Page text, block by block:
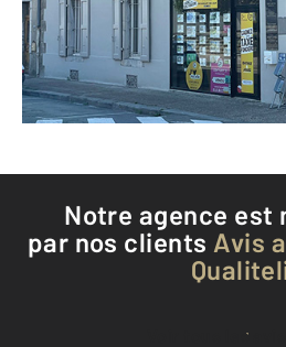
Envoyer un
Téléphoner
Notre agence est
par nos clients Avis
Voir tous les